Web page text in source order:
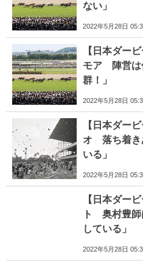
ない」
2022年5月28日
【日本ダー
モア 陣営は
群！」
2022年5月28日
【日本ダー
オ 落ち着き
いる」
2022年5月28日
【日本ダー
ト 奥村豊師
している」
2022年5月28日